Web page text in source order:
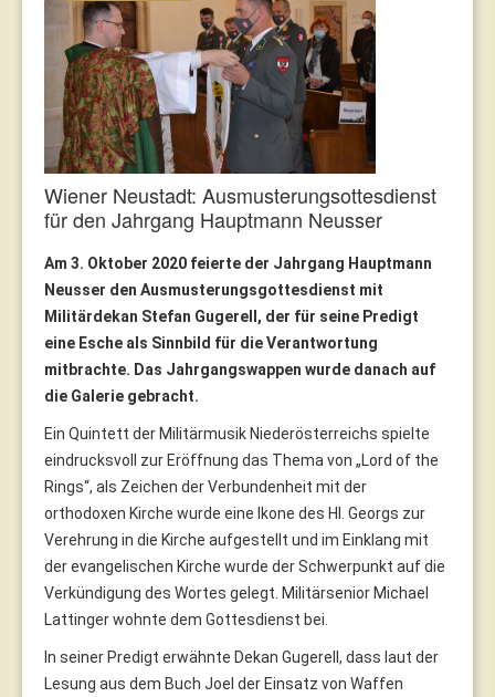
Wiener Neustadt: Ausmusterungsottesdienst
für den Jahrgang Hauptmann Neusser
Am 3. Oktober 2020 feierte der Jahrgang Hauptmann
Neusser den Ausmusterungsgottesdienst mit
Militärdekan Stefan Gugerell, der für seine Predigt
eine Esche als Sinnbild für die Verantwortung
mitbrachte. Das Jahrgangswappen wurde danach auf
die Galerie gebracht.
Ein Quintett der Militärmusik Niederösterreichs spielte
eindrucksvoll zur Eröffnung das Thema von „Lord of the
Rings“, als Zeichen der Verbundenheit mit der
orthodoxen Kirche wurde eine Ikone des Hl. Georgs zur
Verehrung in die Kirche aufgestellt und im Einklang mit
der evangelischen Kirche wurde der Schwerpunkt auf die
Verkündigung des Wortes gelegt. Militärsenior Michael
Lattinger wohnte dem Gottesdienst bei.
In seiner Predigt erwähnte Dekan Gugerell, dass laut der
Lesung aus dem Buch Joel der Einsatz von Waffen